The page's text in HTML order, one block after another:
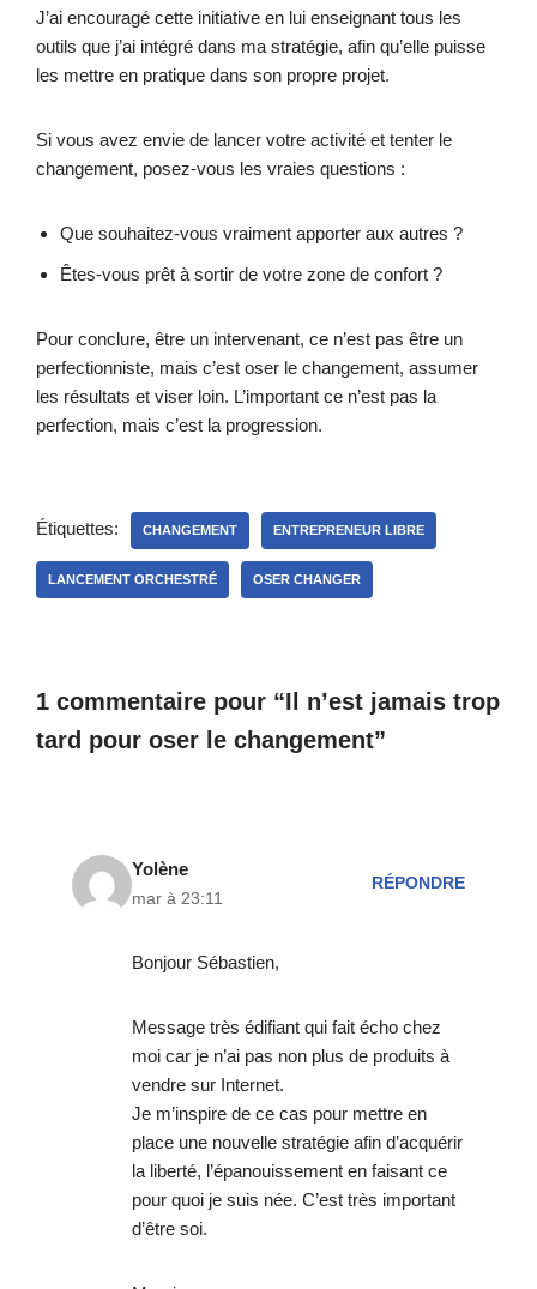
J’ai encouragé cette initiative en lui enseignant tous les
outils que j’ai intégré dans ma stratégie, afin qu’elle puisse
les mettre en pratique dans son propre projet.
Si vous avez envie de lancer votre activité et tenter le
changement, posez-vous les vraies questions :
Que souhaitez-vous vraiment apporter aux autres ?
Êtes-vous prêt à sortir de votre zone de confort ?
Pour conclure, être un intervenant, ce n’est pas être un
perfectionniste, mais c’est oser le changement, assumer
les résultats et viser loin. L’important ce n’est pas la
perfection, mais c’est la progression.
Étiquettes: CHANGEMENT ENTREPRENEUR LIBRE
LANCEMENT ORCHESTRÉ OSER CHANGER
1 commentaire pour “Il n’est jamais trop
tard pour oser le changement”
Yolène
mar à 23:11
RÉPONDRE
Bonjour Sébastien,
Message très édifiant qui fait écho chez
moi car je n’ai pas non plus de produits à
vendre sur Internet.
Je m’inspire de ce cas pour mettre en
place une nouvelle stratégie afin d’acquérir
la liberté, l’épanouissement en faisant ce
pour quoi je suis née. C’est très important
d’être soi.